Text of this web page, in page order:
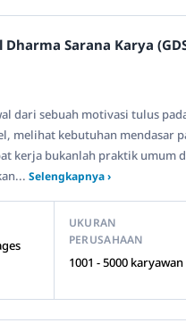
Sarana Karya
dari sebuah motivasi tulus
melihat kebutuhan mendasar
kerja bukanlah praktik umum
Selengkapnya ›
UKURAN
PERUSAHAAN
1001 - 5000 karyawan